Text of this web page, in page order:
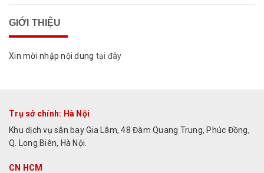
GIỚI THIỆU
Xin mời nhập nội dung tại đây
Trụ sở chính: Hà Nội
Khu dịch vụ sân bay Gia Lâm, 48 Đàm Quang Trung, Phúc Đồng,
Q. Long Biên, Hà Nội.
CN HCM